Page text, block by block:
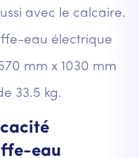
avec le calcaire.
eau électrique
mm x 1030 mm
33.5 kg.
eau